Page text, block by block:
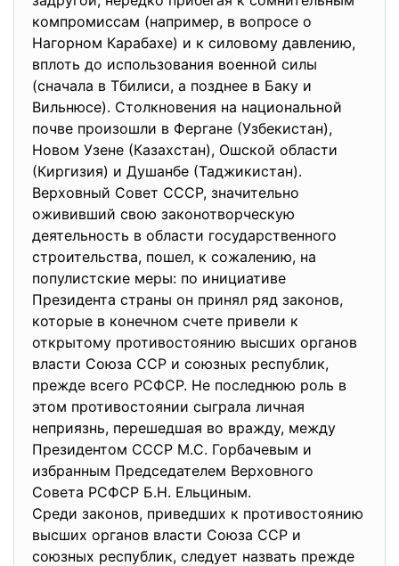
компромиссам (например, в вопросе о
Нагорном Карабахе) и к силовому давлению,
вплоть до использования военной силы
(сначала в Тбилиси, а позднее в Баку и
Вильнюсе). Столкновения на национальной
почве произошли в Фергане (Узбекистан),
Новом Узене (Казахстан), Ошской области
(Киргизия) и Душанбе (Таджикистан).
Верховный Совет СССР, значительно
ожививший свою законотворческую
деятельность в области государственного
строительства, пошел, к сожалению, на
популистские меры: по инициативе
Президента страны он принял ряд законов,
которые в конечном счете привели к
открытому противостоянию высших органов
власти Союза ССР и союзных республик,
прежде всего РСФСР. Не последнюю роль в
этом противостоянии сыграла личная
неприязнь, перешедшая во вражду, между
Президентом СССР М.С. Горбачевым и
избранным Председателем Верховного
Совета РСФСР Б.Н. Ельциным.
Среди законов, приведших к противостоянию
высших органов власти Союза ССР и
союзных республик, следует назвать прежде